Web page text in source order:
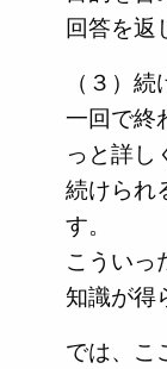
回答を返
（３）
一回で終
っと詳し
続けられ
す。
こういっ
知識が得
では、こ